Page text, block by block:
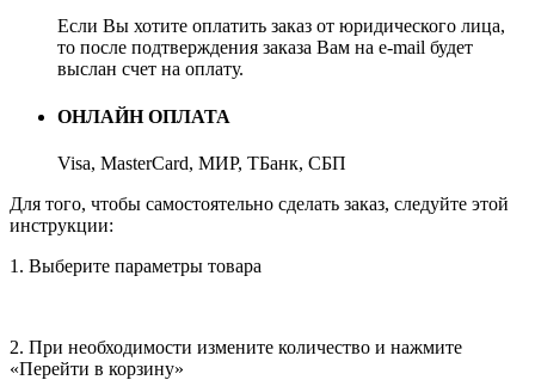
Если Вы хотите оплатить заказ от юридического лица,
то после подтверждения заказа Вам на e-mail будет
выслан счет на оплату.
ОНЛАЙН ОПЛАТА
Visa, MasterCard, МИР, ТБанк, СБП
Для того, чтобы самостоятельно сделать заказ, следуйте этой
инструкции:
1. Выберите параметры товара
2. При необходимости измените количество и нажмите
«Перейти в корзину»